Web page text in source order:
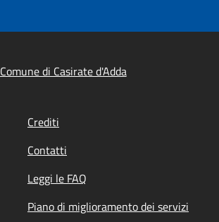
Comune di Casirate d'Adda
Crediti
Contatti
Leggi le FAQ
Piano di miglioramento dei servizi